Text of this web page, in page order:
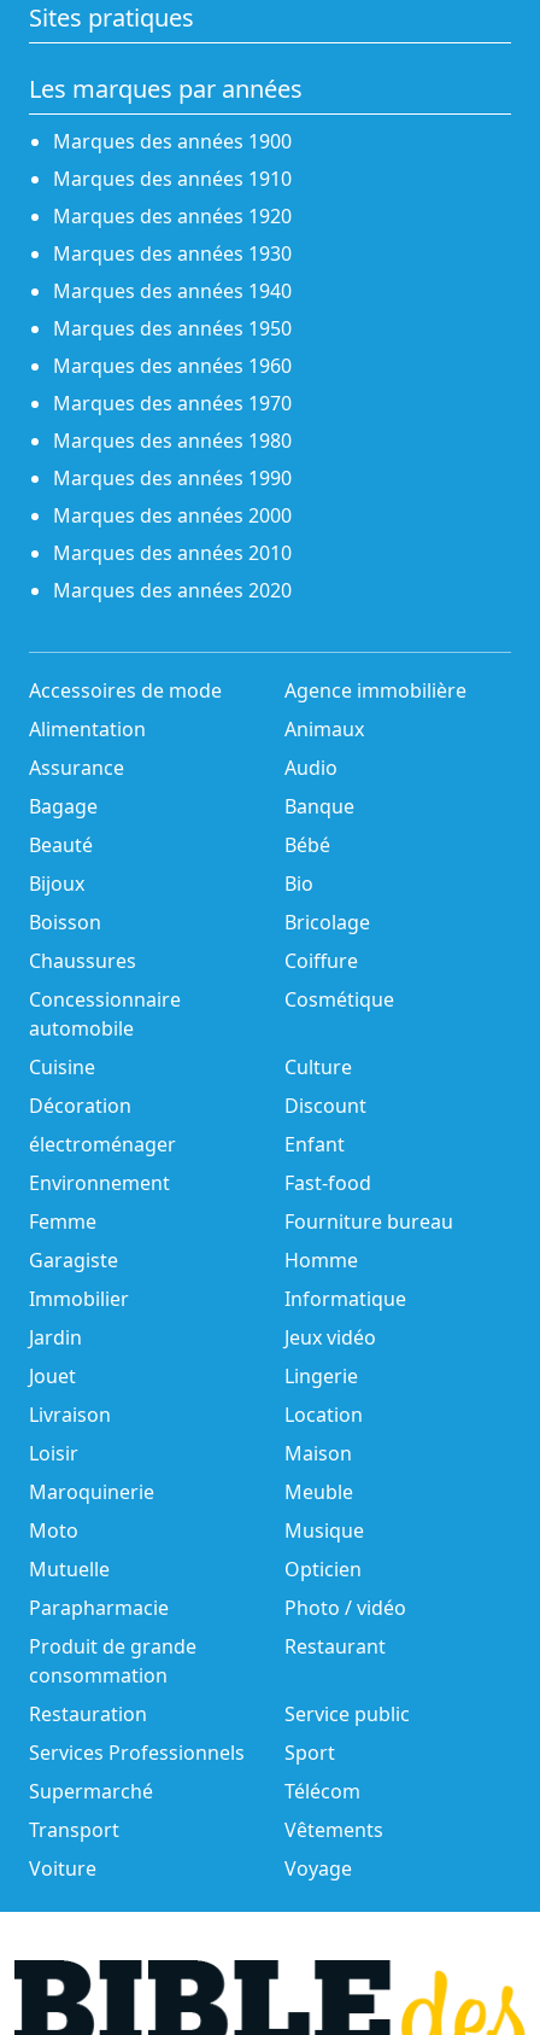
Sites pratiques
Les marques par années
Marques des années 1900
Marques des années 1910
Marques des années 1920
Marques des années 1930
Marques des années 1940
Marques des années 1950
Marques des années 1960
Marques des années 1970
Marques des années 1980
Marques des années 1990
Marques des années 2000
Marques des années 2010
Marques des années 2020
Accessoires de mode
Agence immobilière
Alimentation
Animaux
Assurance
Audio
Bagage
Banque
Beauté
Bébé
Bijoux
Bio
Boisson
Bricolage
Chaussures
Coiffure
Concessionnaire
automobile
Cosmétique
Cuisine
Culture
Décoration
Discount
électroménager
Enfant
Environnement
Fast-food
Femme
Fourniture bureau
Garagiste
Homme
Immobilier
Informatique
Jardin
Jeux vidéo
Jouet
Lingerie
Livraison
Location
Loisir
Maison
Maroquinerie
Meuble
Moto
Musique
Mutuelle
Opticien
Parapharmacie
Photo / vidéo
Produit de grande
consommation
Restaurant
Restauration
Service public
Services Professionnels
Sport
Supermarché
Télécom
Transport
Vêtements
Voiture
Voyage